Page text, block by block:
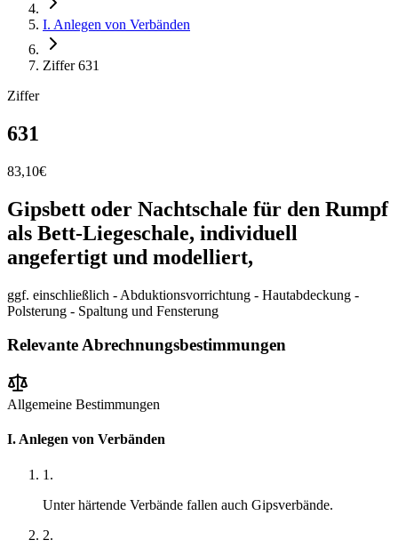
I. Anlegen von Verbänden
Ziffer 631
Ziffer
631
83,10€
Gipsbett oder Nachtschale für den Rumpf
als Bett-Liegeschale, individuell
angefertigt und modelliert,
ggf. einschließlich - Abduktionsvorrichtung - Hautabdeckung -
Polsterung - Spaltung und Fensterung
Relevante Abrechnungsbestimmungen
Allgemeine Bestimmungen
I. Anlegen von Verbänden
1 .
Unter härtende Verbände fallen auch Gipsverbände.
2.